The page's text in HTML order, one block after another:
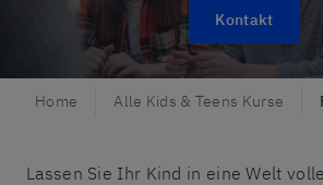
Kontakt
Home Alle Kids & Teens Kurse
Lassen Sie Ihr Kind in eine Welt